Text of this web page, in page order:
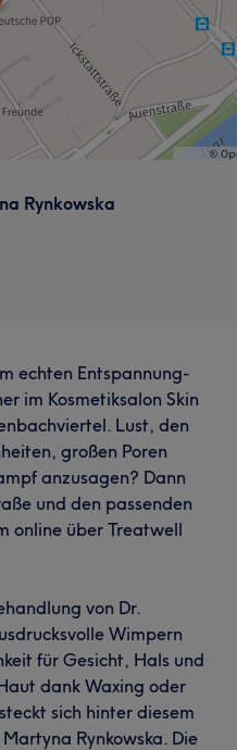
sagen
Sympathisch 29
sagen
Kompetent 11
Rynkowska
echten Entspannung-
im Kosmetiksalon Skin
Lust, den
großen Poren
anzusagen? Dann
und den passenden
online über Treatwell
von Dr.
Wimpern
für Gesicht, Hals und
dank Waxing oder
sich hinter diesem
Rynkowska. Die